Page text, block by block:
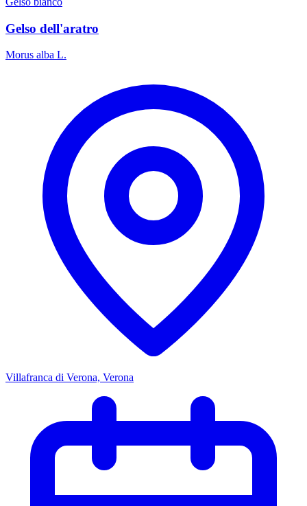
Gelso dell'aratro
Morus alba L.
Villafranca di Verona, Verona